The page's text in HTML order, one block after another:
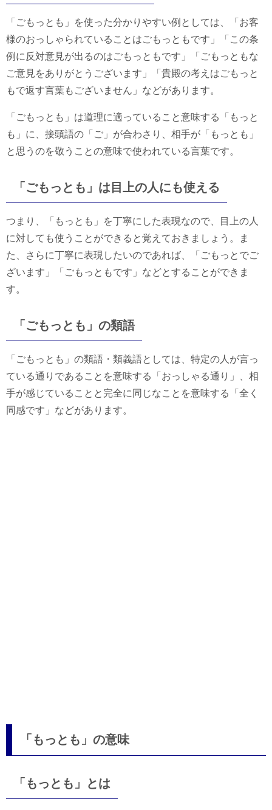
「ごもっとも」を使った分かりやすい例としては、「お客
様のおっしゃられていることはごもっともです」「この条
例に反対意見が出るのはごもっともです」「ごもっともな
ご意見をありがとうございます」「貴殿の考えはごもっと
もで返す言葉もございません」などがあります。
「ごもっとも」は道理に適っていること意味する「もっと
も」に、接頭語の「ご」が合わさり、相手が「もっとも」
と思うのを敬うことの意味で使われている言葉です。
「ごもっとも」は目上の人にも使える
つまり、「もっとも」を丁寧にした表現なので、目上の人
に対しても使うことができると覚えておきましょう。ま
た、さらに丁寧に表現したいのであれば、「ごもっとでご
ざいます」「ごもっともです」などとすることができま
す。
「ごもっとも」の類語
「ごもっとも」の類語・類義語としては、特定の人が言っ
ている通りであることを意味する「おっしゃる通り」、相
手が感じていることと完全に同じなことを意味する「全く
同感です」などがあります。
「もっとも」の意味
「もっとも」とは